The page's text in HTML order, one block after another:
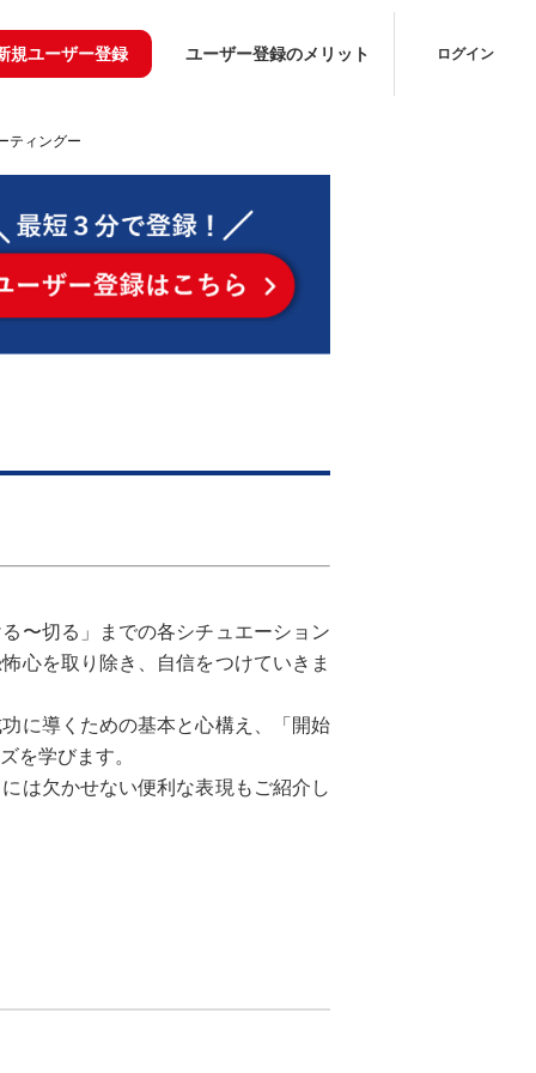
規ユーザー登録 ユーザー登録のメリット ログイン
ティングー
〜切る」までの各シチュエーション
心を取り除き、自信をつけていきま
に導くための基本と心構え、「開始
を学びます。
は欠かせない便利な表現もご紹介し